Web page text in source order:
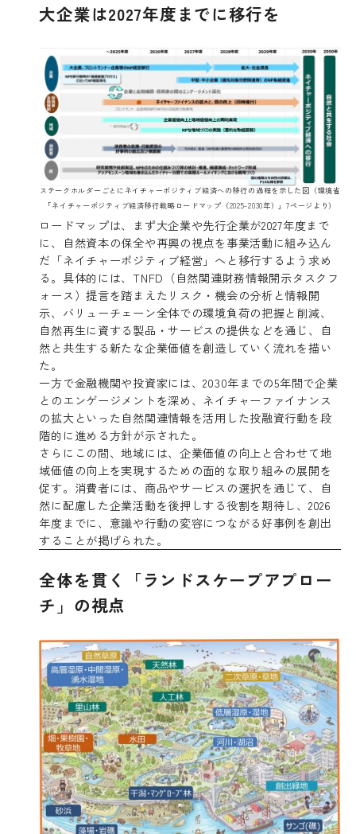
大企業は2027年度までに移行を
ステークホルダーごとにネイチャーポジティブ経済への移行の過程を示した図（環境省
「ネイチャーポジティブ経済移行戦略ロードマップ（2025-2030年）」7ページより）
ロードマップは、まず大企業や先行企業が2027年度まで
に、自然資本の保全や再興の視点を事業活動に組み込ん
だ「ネイチャーポジティブ経営」へと移行するよう求め
る。具体的には、TNFD（自然関連財務情報開示タスクフ
ォース）提言を踏まえたリスク・機会の分析と情報開
示、バリューチェーン全体での環境負荷の把握と削減、
自然再生に資する製品・サービスの提供などを通じ、自
然と共生する新たな企業価値を創造していく流れを描い
た。
一方で金融機関や投資家には、2030年までの5年間で企業
とのエンゲージメントを深め、ネイチャーファイナンス
の拡大といった自然関連情報を活用した投融資行動を段
階的に進める方針が示された。
さらにこの間、地域には、企業価値の向上と合わせて地
域価値の向上を実現するための面的な取り組みの展開を
促す。消費者には、商品やサービスの選択を通じて、自
然に配慮した企業活動を後押しする役割を期待し、2026
年度までに、意識や行動の変容につながる好事例を創出
することが掲げられた。
全体を貫く「ランドスケープアプロー
チ」の視点